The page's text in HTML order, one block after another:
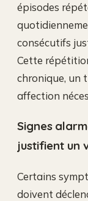
épisodes
consécutifs
Cette
chronique, un
affection
Signes
justifient un
Certains
doivent